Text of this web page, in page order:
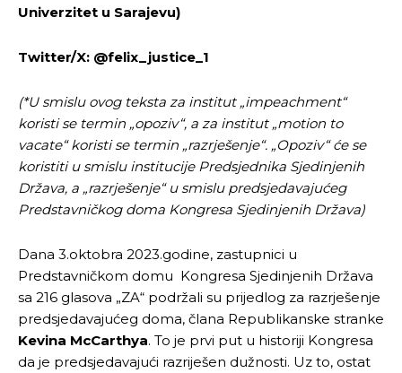
Univerzitet u Sarajevu)
Twitter/X: @felix_justice_1
(*U smislu ovog teksta za institut „impeachment“
koristi se termin „opoziv“, a za institut „motion to
vacate“ koristi se termin „razrješenje“. „Opoziv“ će se
koristiti u smislu institucije Predsjednika Sjedinjenih
Država, a „razrješenje“ u smislu predsjedavajućeg
Predstavničkog doma Kongresa Sjedinjenih Država)
Dana 3.oktobra 2023.godine, zastupnici u
Predstavničkom domu Kongresa Sjedinjenih Država
sa 216 glasova „ZA“ podržali su prijedlog za razrješenje
predsjedavajućeg doma, člana Republikanske stranke
Kevina McCarthya. To je prvi put u historiji Kongresa
da je predsjedavajući razriješen dužnosti. Uz to, ostat